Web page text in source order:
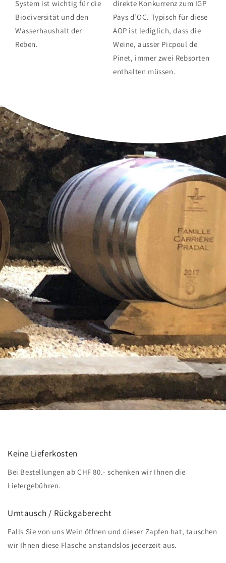
System ist wichtig für die
Biodiversität und den
Wasserhaushalt der
Reben.
direkte Konkurrenz zum IGP
Pays d’OC. Typisch für diese
AOP ist lediglich, dass die
Weine, ausser Picpoul de
Pinet, immer zwei Rebsorten
enthalten müssen.
Keine Lieferkosten
Bei Bestellungen ab CHF 80.- schenken wir Ihnen die
Liefergebühren.
Umtausch / Rückgaberecht
Falls Sie von uns Wein öffnen und dieser Zapfen hat, tauschen
wir Ihnen diese Flasche anstandslos jederzeit aus.